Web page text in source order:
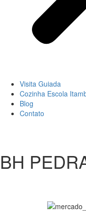
Visita Guiada
Cozinha Escola
Blog
Contato
BH